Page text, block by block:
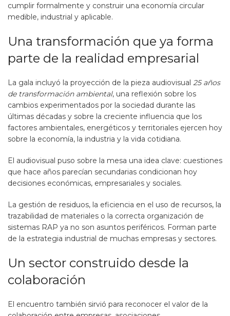
cumplir formalmente y construir una economía circular
medible, industrial y aplicable.
Una transformación que ya forma
parte de la realidad empresarial
La gala incluyó la proyección de la pieza audiovisual 25 años
de transformación ambiental, una reflexión sobre los
cambios experimentados por la sociedad durante las
últimas décadas y sobre la creciente influencia que los
factores ambientales, energéticos y territoriales ejercen hoy
sobre la economía, la industria y la vida cotidiana.
El audiovisual puso sobre la mesa una idea clave: cuestiones
que hace años parecían secundarias condicionan hoy
decisiones económicas, empresariales y sociales.
La gestión de residuos, la eficiencia en el uso de recursos, la
trazabilidad de materiales o la correcta organización de
sistemas RAP ya no son asuntos periféricos. Forman parte
de la estrategia industrial de muchas empresas y sectores.
Un sector construido desde la
colaboración
El encuentro también sirvió para reconocer el valor de la